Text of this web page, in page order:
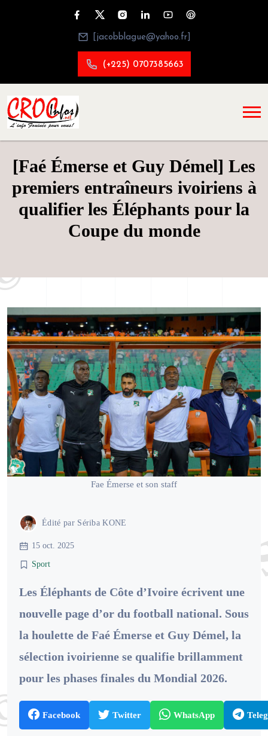
[jacobblague@yahoo.fr]
(+225) 0707385663
[Faé Émerse et Guy Démel] Les
premiers entraîneurs ivoiriens à
qualifier les Éléphants pour la
Coupe du monde
Fae Émerse et son staff
Édité par Sériba KONE
15 oct. 2025
Sport
Les Éléphants de Côte d’Ivoire écrivent une
nouvelle page d’or du football national. Sous
la houlette de Faé Émerse et Guy Démel, la
sélection ivoirienne se qualifie brillamment
pour les phases finales du Mondial 2026.
Facebook Twitter WhatsApp